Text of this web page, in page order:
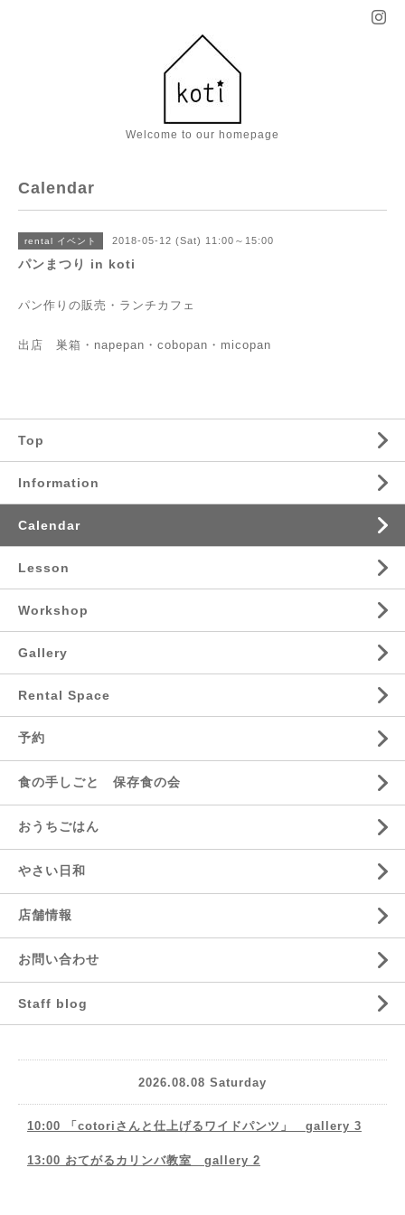
Welcome to our homepage
Calendar
rental イベント 2018-05-12 (Sat) 11:00～15:00
パンまつり in koti
パン作りの販売・ランチカフェ
出店 巣箱・napepan・cobopan・micopan
Top
Information
Calendar
Lesson
Workshop
Gallery
Rental Space
予約
食の手しごと 保存食の会
おうちごはん
やさい日和
店舗情報
お問い合わせ
Staff blog
2026.08.08 Saturday
10:00 「cotoriさんと仕上げるワイドパンツ」 gallery 3
13:00 おてがるカリンバ教室 gallery 2